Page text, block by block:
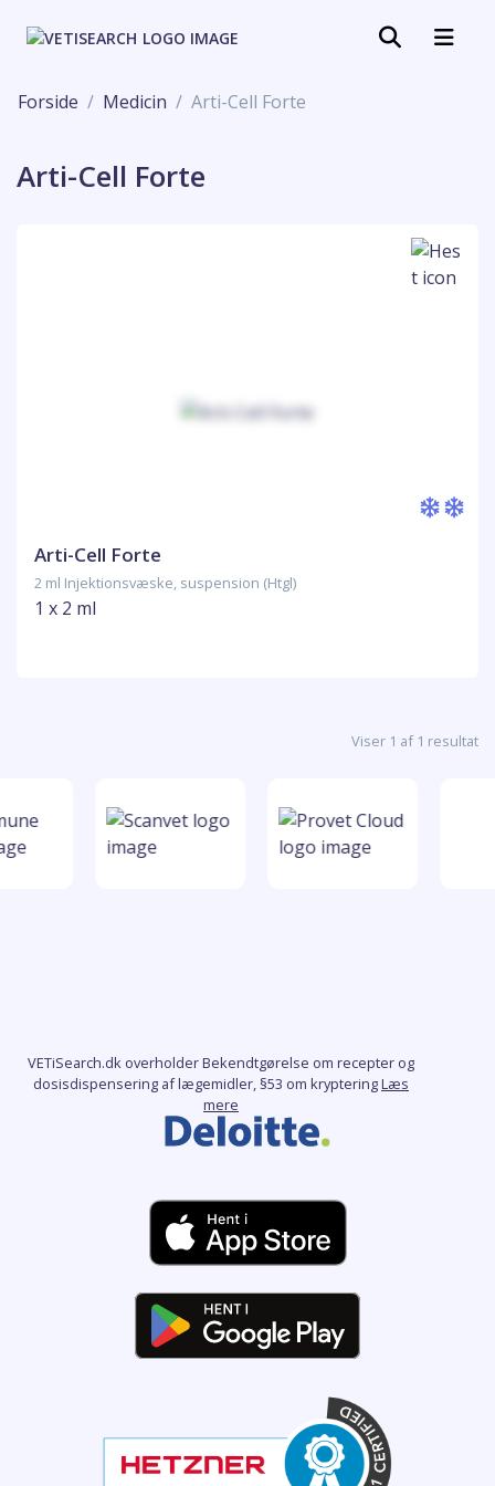
Forside Medicin Arti-Cell Forte
Arti-Cell Forte
Arti-Cell Forte
2 ml Injektionsvæske, suspension (Htgl)
1 x 2 ml
Viser 1 af 1 resultat
VETiSearch.dk overholder Bekendtgørelse om recepter og
dosisdispensering af lægemidler, §53 om krypteringLæs
mere